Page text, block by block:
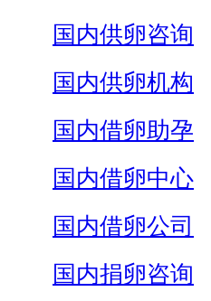
国内供卵咨询
国内供卵机构
国内借卵助孕
国内借卵中心
国内借卵公司
国内捐卵咨询